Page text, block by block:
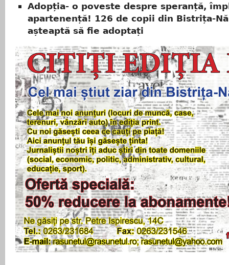
Adopția- o poveste despre speranță,
apartenență! 126 de copii din Bistrița-
așteaptă să fie adoptați